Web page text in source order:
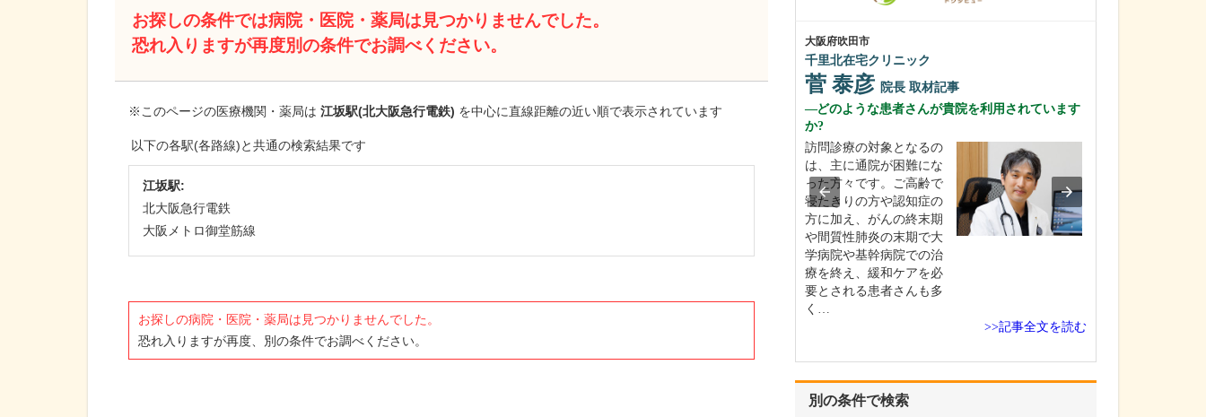
お探しの条件では病院・医院・薬局は見つかりませんでした。
恐れ入りますが再度別の条件でお調べください。
※このページの医療機関・薬局は 江坂駅(北大阪急行電鉄) を中心に直線距離の近い順で表示されています
以下の各駅(各路線)と共通の検索結果です
江坂駅:
北大阪急行電鉄
大阪メトロ御堂筋線
お探しの病院・医院・薬局は見つかりませんでした。
恐れ入りますが再度、別の条件でお調べください。
別の条件で検索
大阪府吹田市
千里北在宅クリニック
菅 泰彦 院長 取材記事
どのような患者さんが貴院を利用されています
か?
訪問診療の対象となるの
は、主に通院が困難にな
った方々です。ご高齢で
寝たきりの方や認知症の
方に加え、がんの終末期
や間質性肺炎の末期で大
学病院や基幹病院での治
療を終え、緩和ケアを必
要とされる患者さんも多
く…
>>記事全文を読む
貝嶋 弘恒
貴院の特長を教えてください。どのような診療
たクリニックです。一般
療をトータルでサポート